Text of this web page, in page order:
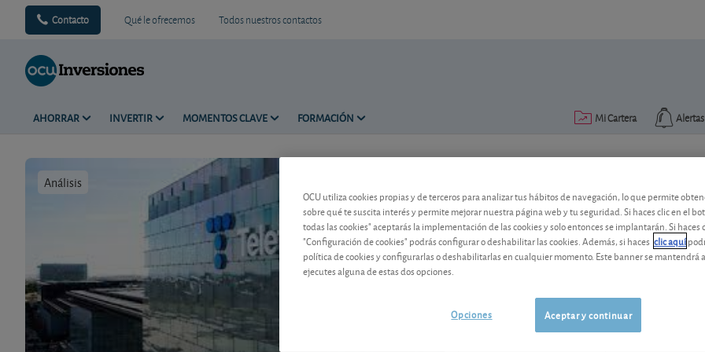
Contacto Qué le ofrecemos Todos nuestros contactos
AHORRAR INVERTIR MOMENTOS CLAVE FORMACIÓN Alertas
Mi Cartera
Análisis
Telefónica, el beneficio
El gigante español de las
trimestre de 2024. ¿Motivo de alarma?
OCU utiliza cookies propias y de terceros para analizar tus hábitos de navegación, lo que permite
sobre qué te suscita interés y permite mejorar nuestra página web y tu seguridad. Si haces clic en el
todas las cookies" aceptarás la implementación de las cookies y solo entonces se implantarán. Si haces
"Configuración de cookies" podrás configurar o deshabilitar las cookies. Además, si haces clic aquí
política de cookies y configurarlas o deshabilitarlas en cualquier momento. Este banner se mantendrá
ejecutes alguna de estas dos opciones.
Aceptar y continuar
Opciones